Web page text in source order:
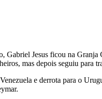
Jesus ficou na
mas depois seguiu para
e derrota para o